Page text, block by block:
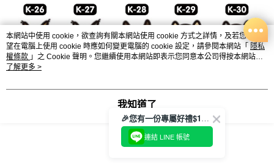
本網站中使用 cookie，欲查詢有關本網站使用 cookie 方式之詳情，及若您不希
望在電腦上使用 cookie 時應如何變更電腦的 cookie 設定，請參閱本網站「 隱私
權條款 」之 Cookie 聲明。您繼續使用本網站即表示您同意本公司得按本網站使
用條款之 Cookie 聲明使用 cookie。
了解更多 >
我知道了
🎉您有一份專屬好禮$100正等著您🎁
連結 LINE 帳號